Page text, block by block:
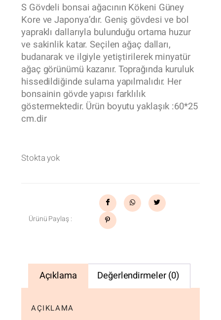
S Gövdeli bonsai ağacının Kökeni Güney
Kore ve Japonya’dır. Geniş gövdesi ve bol
yapraklı dallarıyla bulunduğu ortama huzur
ve sakinlik katar. Seçilen ağaç dalları,
budanarak ve ilgiyle yetiştirilerek minyatür
ağaç görünümü kazanır. Toprağında kuruluk
hissedildiğinde sulama yapılmalıdır. Her
bonsainin gövde yapısı farklılık
göstermektedir. Ürün boyutu yaklaşık :60*25
cm.dir
Stokta yok
Ürünü Paylaş :
Açıklama Değerlendirmeler (0)
AÇIKLAMA